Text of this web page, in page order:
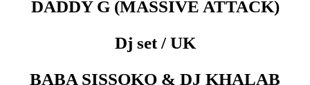
DADDY G (MASSIVE ATTACK)
Dj set / UK
BABA SISSOKO & DJ KHALAB